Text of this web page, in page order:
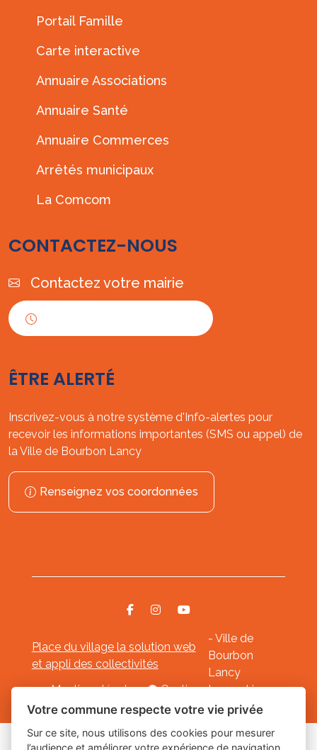
Portail Famille
Carte interactive
Annuaire Associations
Annuaire Santé
Annuaire Commerces
Arrêtés municipaux
La Comcom
CONTACTEZ-NOUS
Contactez votre mairie
ÊTRE ALERTÉ
Inscrivez-vous à notre système d'Info-alertes pour
recevoir les informations importantes (SMS ou appel) de
la Ville de Bourbon Lancy
Renseignez vos coordonnées
Place du village la solution web
et appli des collectivités
- Ville de
Bourbon
Lancy
Mentions légales- Gestion des cookies
Votre commune respecte votre vie privée
Sur ce site, nous utilisons des cookies pour mesurer
l’audience et améliorer votre expérience de navigation.